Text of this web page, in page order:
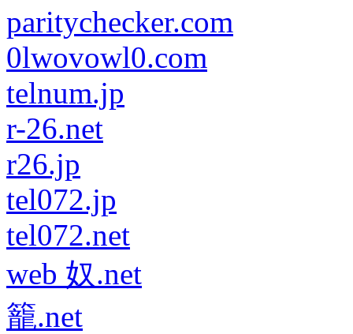
paritychecker.com
0lwovowl0.com
telnum.jp
r-26.net
r26.jp
tel072.jp
tel072.net
web 奴.net
籠.net